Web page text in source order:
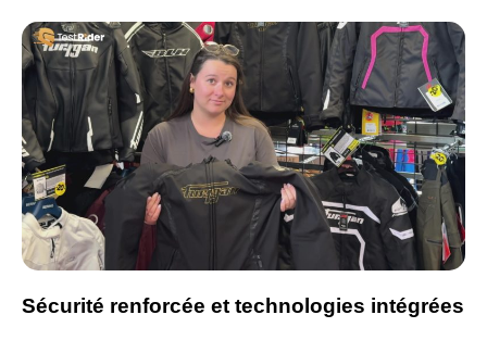
Sécurité renforcée et technologies intégrées